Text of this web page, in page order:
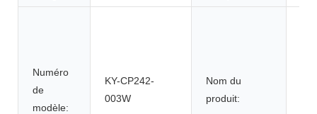
Numéro
de
modèle:
KY-CP242-
003W
Nom du
produit: